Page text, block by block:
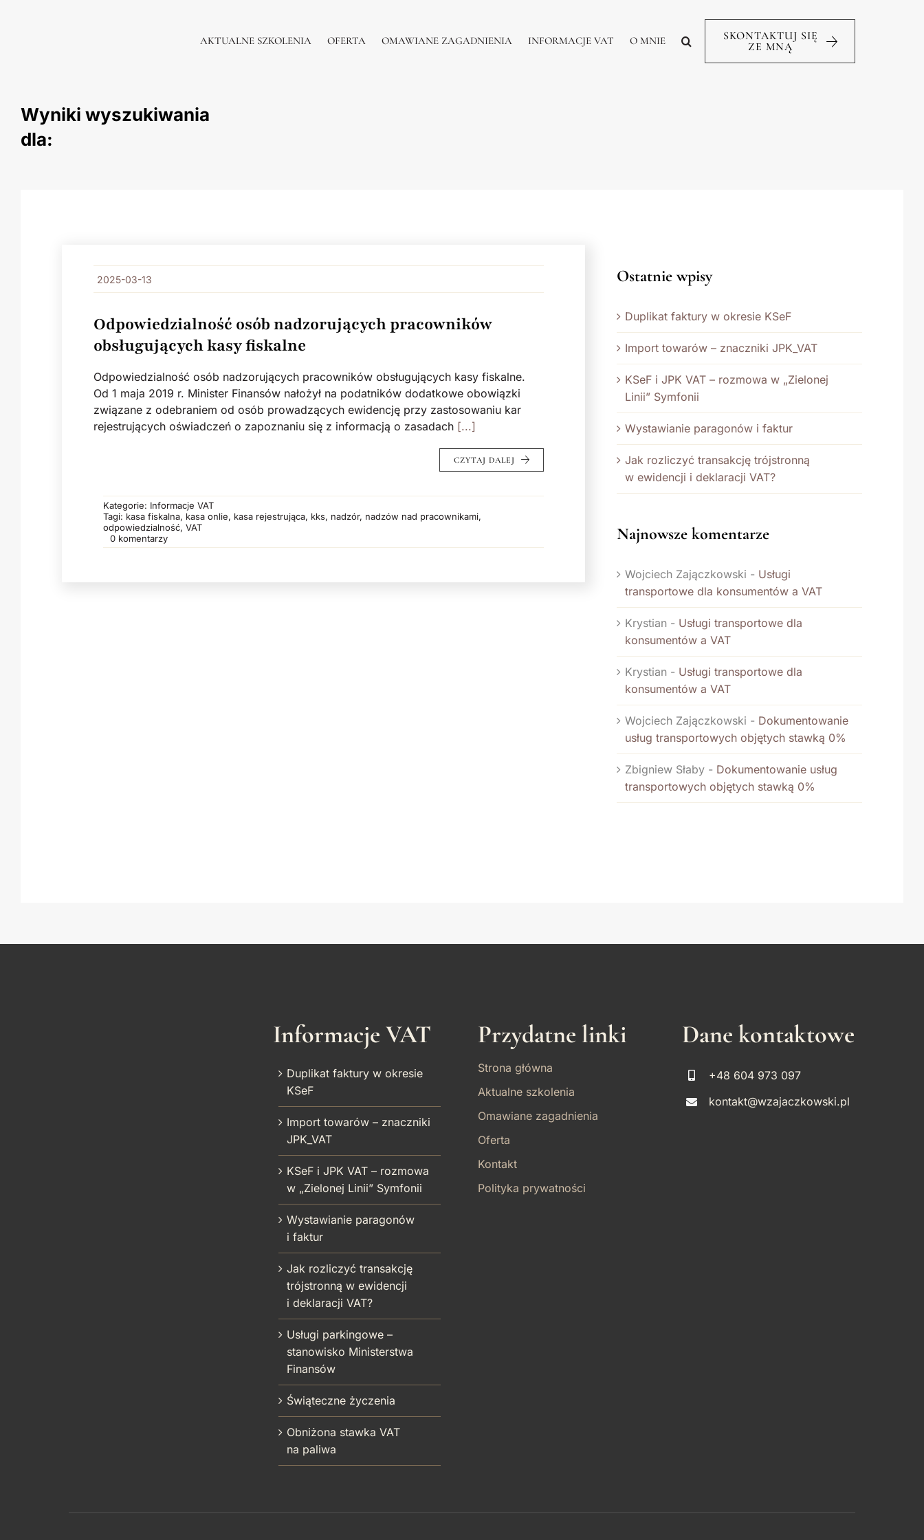
AKTUALNE SZKOLENIA OFERTA OMAWIANE ZAGADNIENIA INFORMACJE VAT O MNIE
SKONTAKTUJ SIĘ
ZE MNĄ
Wyniki wyszukiwania
dla:
2025-03-13
Odpowiedzialność osób nadzorujących pracowników
obsługujących kasy fiskalne
Odpowiedzialność osób nadzorujących pracowników obsługujących kasy fiskalne.
Od 1 maja 2019 r. Minister Finansów nałożył na podatników dodatkowe obowiązki
związane z odebraniem od osób prowadzących ewidencję przy zastosowaniu kar
rejestrujących oświadczeń o zapoznaniu się z informacją o zasadach [...]
CZYTAJ DALEJ
Kategorie: Informacje VAT
Tagi: kasa fiskalna, kasa onlie, kasa rejestrująca, kks, nadzór, nadzów nad pracownikami,
odpowiedzialność, VAT
0 komentarzyon Odpowiedzialność
osób
Ostatnie wpisy
Duplikat faktury w okresie KSeF
Import towarów – znaczniki JPK_VAT
KSeF i JPK VAT – rozmowa w „Zielonej
Linii” Symfonii
Wystawianie paragonów i faktur
Jak rozliczyć transakcję trójstronną
w ewidencji i deklaracji VAT?
Najnowsze komentarze
Wojciech Zajączkowski - Usługi
transportowe dla konsumentów a VAT
Krystian- Usługi transportowe dla
konsumentów a VAT
Krystian- Usługi transportowe dla
konsumentów a VAT
Wojciech Zajączkowski - Dokumentowanie
usług transportowych objętych stawką 0%
Zbigniew Słaby- Dokumentowanie usług
transportowych objętych stawką 0%
Informacje VAT
Duplikat faktury w okresie
KSeF
Import towarów – znaczniki
JPK_VAT
KSeF i JPK VAT – rozmowa
w „Zielonej Linii” Symfonii
Wystawianie paragonów
i faktur
Jak rozliczyć transakcję
trójstronną w ewidencji
i deklaracji VAT?
Usługi parkingowe –
stanowisko Ministerstwa
Finansów
Świąteczne życzenia
Obniżona stawka VAT
na paliwa
Przydatne linki
Strona główna
Aktualne szkolenia
Omawiane zagadnienia
Oferta
Kontakt
Polityka prywatności
Dane kontaktowe
+48 604 973 097
kontakt@wzajaczkowski.pl